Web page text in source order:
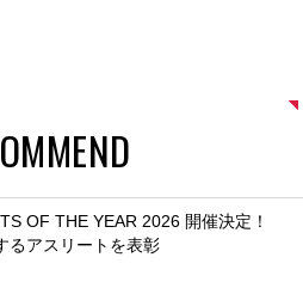
OF THE YEAR 2026 開催決定！
るアスリートを表彰